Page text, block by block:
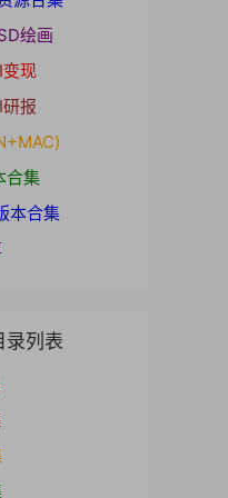
绘画
现
报
合集
本合集
录列表